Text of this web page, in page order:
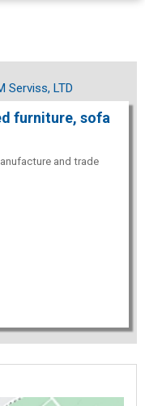
Serviss, LTD
furniture, sofa
and trade